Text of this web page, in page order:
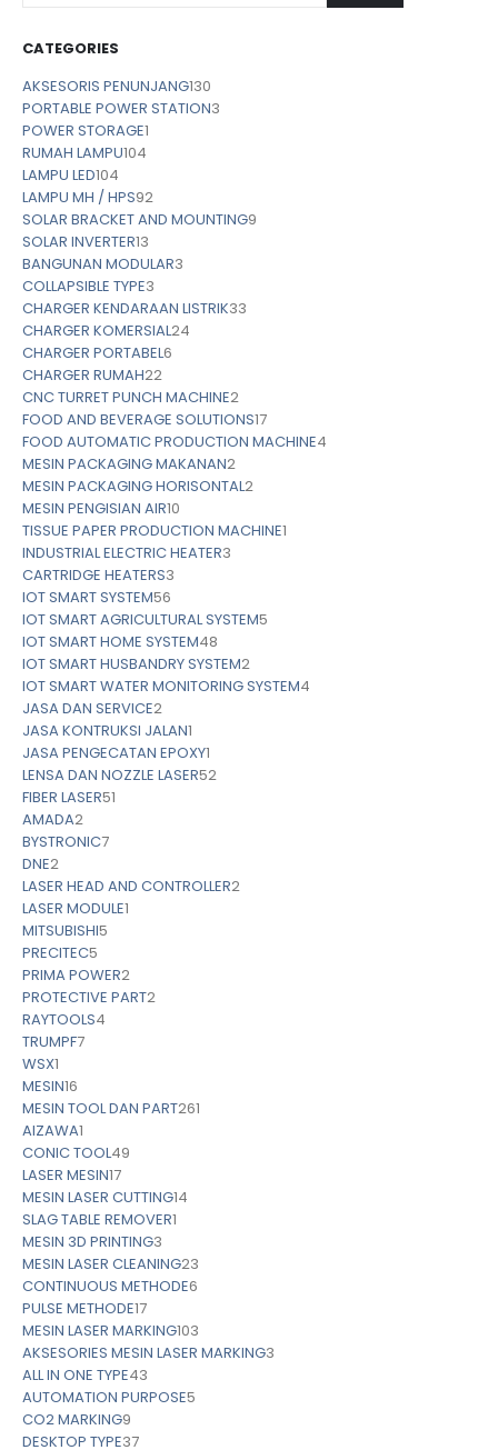
CATEGORIES
AKSESORIS PENUNJANG130
PORTABLE POWER STATION3
POWER STORAGE1
RUMAH LAMPU104
LAMPU LED104
LAMPU MH / HPS92
SOLAR BRACKET AND MOUNTING9
SOLAR INVERTER13
BANGUNAN MODULAR3
COLLAPSIBLE TYPE3
CHARGER KENDARAAN LISTRIK33
CHARGER KOMERSIAL24
CHARGER PORTABEL6
CHARGER RUMAH22
CNC TURRET PUNCH MACHINE2
FOOD AND BEVERAGE SOLUTIONS17
FOOD AUTOMATIC PRODUCTION MACHINE4
MESIN PACKAGING MAKANAN2
MESIN PACKAGING HORISONTAL2
MESIN PENGISIAN AIR10
TISSUE PAPER PRODUCTION MACHINE1
INDUSTRIAL ELECTRIC HEATER3
CARTRIDGE HEATERS3
IOT SMART SYSTEM56
IOT SMART AGRICULTURAL SYSTEM5
IOT SMART HOME SYSTEM48
IOT SMART HUSBANDRY SYSTEM2
IOT SMART WATER MONITORING SYSTEM4
JASA DAN SERVICE2
JASA KONTRUKSI JALAN1
JASA PENGECATAN EPOXY1
LENSA DAN NOZZLE LASER52
FIBER LASER51
AMADA2
BYSTRONIC7
DNE2
LASER HEAD AND CONTROLLER2
LASER MODULE1
MITSUBISHI5
PRECITEC5
PRIMA POWER2
PROTECTIVE PART2
RAYTOOLS4
TRUMPF7
WSX1
MESIN16
MESIN TOOL DAN PART261
AIZAWA1
CONIC TOOL49
LASER MESIN17
MESIN LASER CUTTING14
SLAG TABLE REMOVER1
MESIN 3D PRINTING3
MESIN LASER CLEANING23
CONTINUOUS METHODE6
PULSE METHODE17
MESIN LASER MARKING103
AKSESORIES MESIN LASER MARKING3
ALL IN ONE TYPE43
AUTOMATION PURPOSE5
CO2 MARKING9
DESKTOP TYPE37